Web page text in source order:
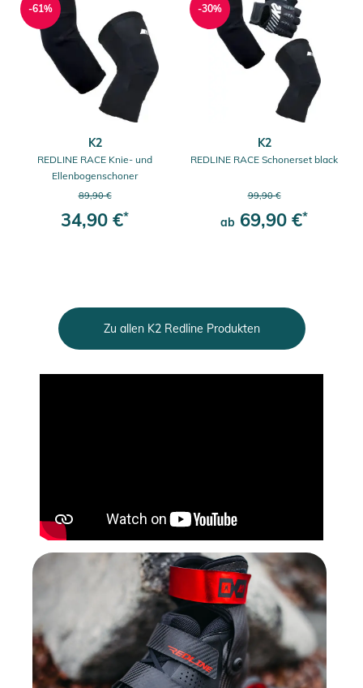
K2
REDLINE RACE Knie- und
Ellenbogenschoner
89,90 €
34,90 €*
-61%
K2
REDLINE RACE Schonerset black
99,90 €
ab 69,90 €*
-30%
Zu allen K2 Redline Produkten